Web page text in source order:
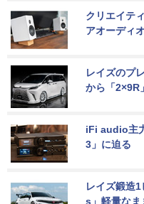
クリエイテ
アオーディ
レイズのプ
から「2×9R
iFi audio主
3」に迫る
レイズ鍛造
s」軽量なま